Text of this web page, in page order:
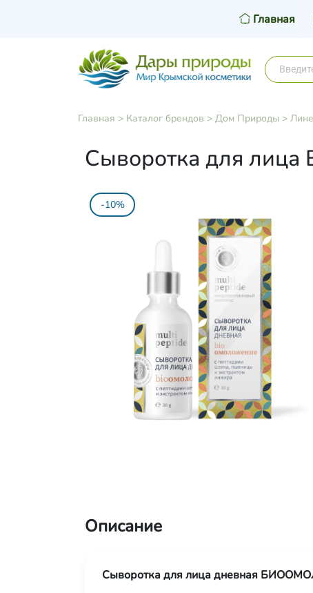
Главная
Главная > Каталог брендов > Дом Природы>
Сыворотка для лица
-10%
Описание
Сыворотка для лица дневная